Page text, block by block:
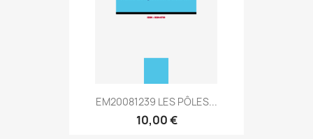
EM20081239 LES PÔLES...
10,00 €